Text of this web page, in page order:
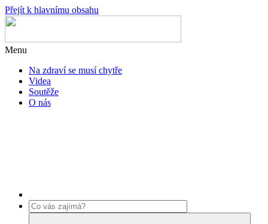
Přejít k hlavnímu obsahu
Menu
Na zdraví se musí chytře
Videa
Soutěže
O nás